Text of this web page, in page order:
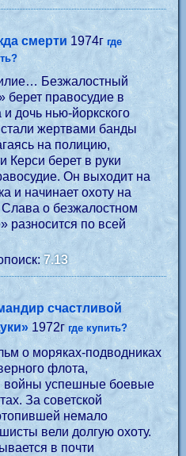
смерти 1974г где
Безжалостный
берет правосудие в
дочь нью-йоркского
жертвами банды
на полицию,
берет в руки
Он выходит на
и начинает охоту на
Слава о безжалостном
разносится по всей
7.13
счастливой
1972г где купить?
о моряках-подводниках
флота,
войны успешные боевые
За советской
немало
вели долгую охоту.
в почти